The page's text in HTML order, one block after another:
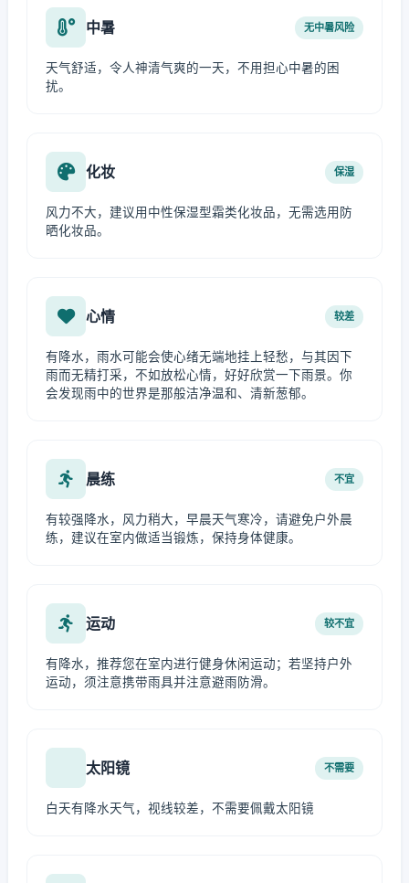
中暑 无中暑风险
天气舒适，令人神清气爽的一天，不用担心中暑的困
扰。
化妆 保湿
风力不大，建议用中性保湿型霜类化妆品，无需选用防
晒化妆品。
心情 较差
有降水，雨水可能会使心绪无端地挂上轻愁，与其因下
雨而无精打采，不如放松心情，好好欣赏一下雨景。你
会发现雨中的世界是那般洁净温和、清新葱郁。
晨练 不宜
有较强降水，风力稍大，早晨天气寒冷，请避免户外晨
练，建议在室内做适当锻炼，保持身体健康。
运动 较不宜
有降水，推荐您在室内进行健身休闲运动；若坚持户外
运动，须注意携带雨具并注意避雨防滑。
太阳镜 不需要
白天有降水天气，视线较差，不需要佩戴太阳镜